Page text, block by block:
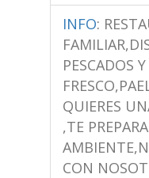
INFO:
PESCADOS
QUIERES
,TE
CON